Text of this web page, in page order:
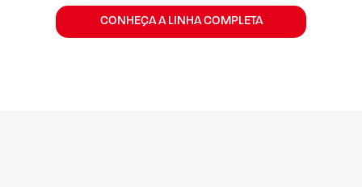
CONHEÇA A LINHA COMPLETA